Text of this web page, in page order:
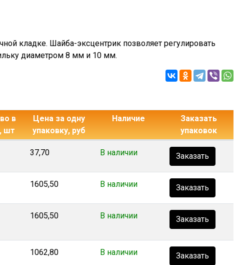
кладке. Шайба-эксцентрик позволяет регулировать
диаметром 8 мм и 10 мм.
в
шт
Цена за одну
упаковку, руб
Наличие
Заказать
упаковок
37,70 В наличии Заказать
1605,50 В наличии Заказать
1605,50 В наличии Заказать
1062,80 В наличии Заказать